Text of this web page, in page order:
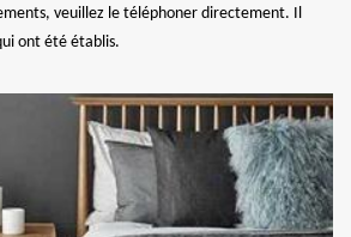
veuillez le téléphoner directement. Il
ont été établis.